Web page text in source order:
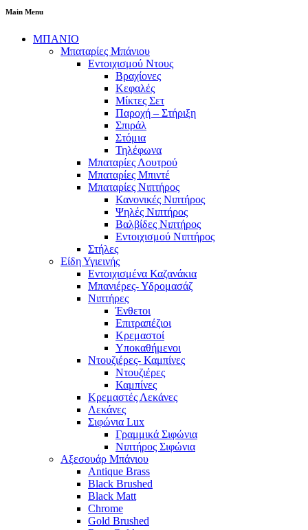
Main Menu
ΜΠΑΝΙΟ
Μπαταρίες Μπάνιου
Εντοιχισμού Ντους
Βραχίονες
Κεφαλές
Μίκτες Σετ
Παροχή – Στήριξη
Σπιράλ
Στόμια
Τηλέφωνα
Μπαταρίες Λουτρού
Μπαταρίες Μπιντέ
Μπαταρίες Νιπτήρος
Κανονικές Νιπτήρος
Ψηλές Νιπτήρος
Βαλβίδες Νιπτήρος
Εντοιχισμού Νιπτήρος
Στήλες
Είδη Υγιεινής
Εντοιχισμένα Καζανάκια
Μπανιέρες- Υδρομασάζ
Νιπτήρες
Ένθετοι
Επιτραπέζιοι
Κρεμαστοί
Υποκαθήμενοι
Ντουζιέρες- Καμπίνες
Ντουζιέρες
Καμπίνες
Κρεμαστές Λεκάνες
Λεκάνες
Σιφώνια Lux
Γραμμικά Σιφώνια
Νιπτήρος Σιφώνια
Αξεσουάρ Μπάνιου
Antique Brass
Black Brushed
Black Matt
Chrome
Gold Brushed